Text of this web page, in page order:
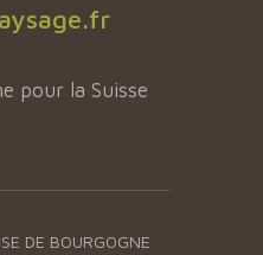
pour la Suisse
DE BOURGOGNE